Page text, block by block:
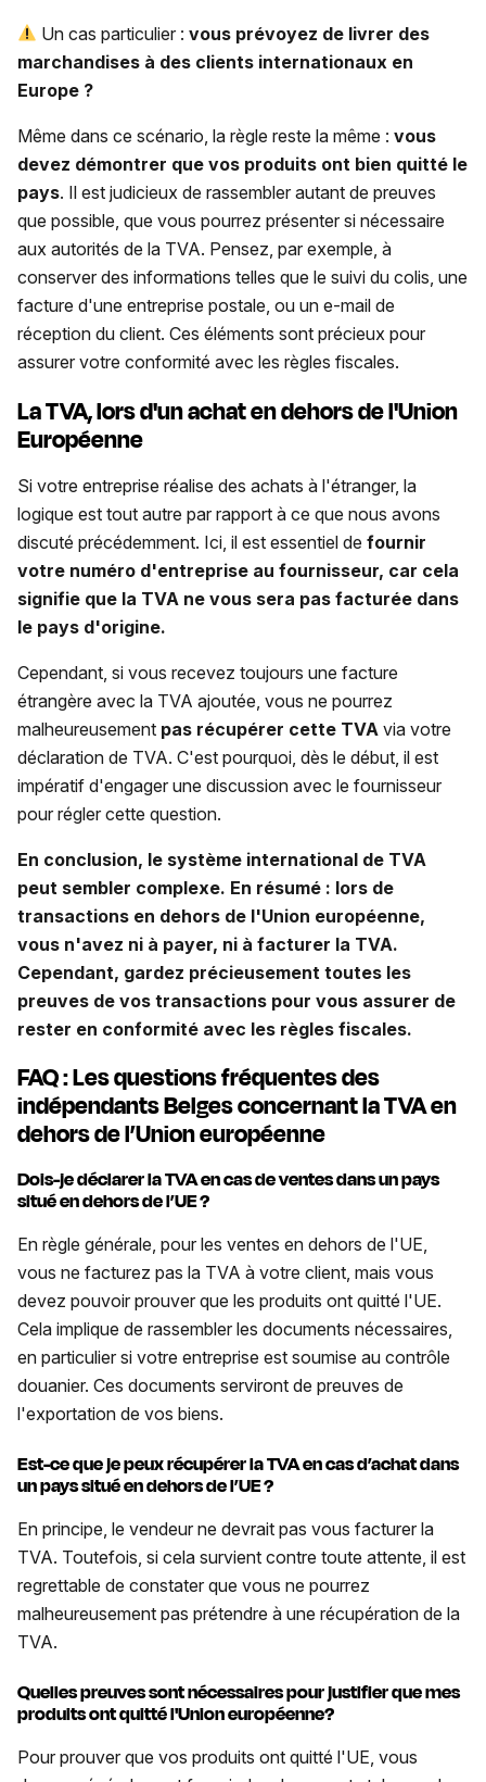
Un cas particulier :vous prévoyez de livrer des
marchandises à des clients internationaux en
Europe ?
Même dans ce scénario, la règle reste la même : vous
devez démontrer que vos produits ont bien quitté le
pays. Il est judicieux de rassembler autant de preuves
que possible, que vous pourrez présenter si nécessaire
aux autorités de la TVA. Pensez, par exemple, à
conserver des informations telles que le suivi du colis, une
facture d'une entreprise postale, ou un e-mail de
réception du client. Ces éléments sont précieux pour
assurer votre conformité avec les règles fiscales.
La TVA, lors d'un achat en dehors de l'Union
Européenne
Si votre entreprise réalise des achats à l'étranger, la
logique est tout autre par rapport à ce que nous avons
discuté précédemment. Ici, il est essentiel de fournir
votre numéro d'entreprise au fournisseur, car cela
signifie que la TVA ne vous sera pas facturée dans
le pays d'origine.
Cependant, si vous recevez toujours une facture
étrangère avec la TVA ajoutée, vous ne pourrez
malheureusement pas récupérer cette TVA via votre
déclaration de TVA. C'est pourquoi, dès le début, il est
impératif d'engager une discussion avec le fournisseur
pour régler cette question.
En conclusion, le système international de TVA
peut sembler complexe. En résumé : lors de
transactions en dehors de l'Union européenne,
vous n'avez ni à payer, ni à facturer la TVA.
Cependant, gardez précieusement toutes les
preuves de vos transactions pour vous assurer de
rester en conformité avec les règles fiscales.
FAQ : Les questions fréquentes des
indépendants Belges concernant la TVA en
dehors de l’Union européenne
Dois-je déclarer la TVA en cas de ventes dans un pays
situé en dehors de l’UE ?
En règle générale, pour les ventes en dehors de l'UE,
vous ne facturez pas la TVA à votre client, mais vous
devez pouvoir prouver que les produits ont quitté l'UE.
Cela implique de rassembler les documents nécessaires,
en particulier si votre entreprise est soumise au contrôle
douanier. Ces documents serviront de preuves de
l'exportation de vos biens.
Est-ce que je peux récupérer la TVA en cas d’achat dans
un pays situé en dehors de l’UE ?
​​En principe, le vendeur ne devrait pas vous facturer la
TVA. Toutefois, si cela survient contre toute attente, il est
regrettable de constater que vous ne pourrez
malheureusement pas prétendre à une récupération de la
TVA.
Quelles preuves sont nécessaires pour justifier que mes
produits ont quitté l'Union européenne?
Pour prouver que vos produits ont quitté l'UE, vous